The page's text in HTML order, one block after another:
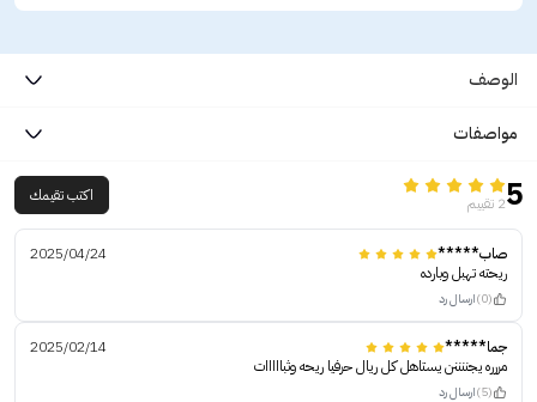
الوصف
مواصفات
52 تقييم اكتب تقيمك
صاب*****
2025/04/24
ريحته تهبل وبارده
(0) ارسال رد
جما*****
2025/02/14
مررره يجننننن يستاهل كل ريال حرفيا ريحه وثبااااات
(5) ارسال رد